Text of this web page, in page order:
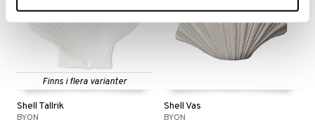
Finns i flera varianter
Shell Tallrik
BYON
Shell Vas
BYON